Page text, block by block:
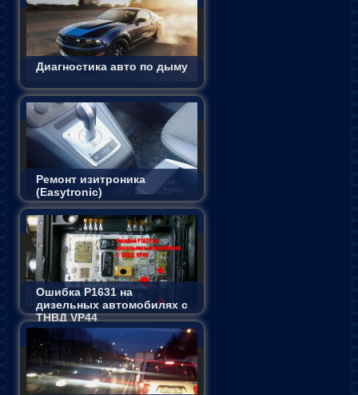
Диагностика авто по дыму
Ремонт изитроника
(Easytronic)
Ошибка P1631 на
дизельных автомобилях с
ТНВД VP44